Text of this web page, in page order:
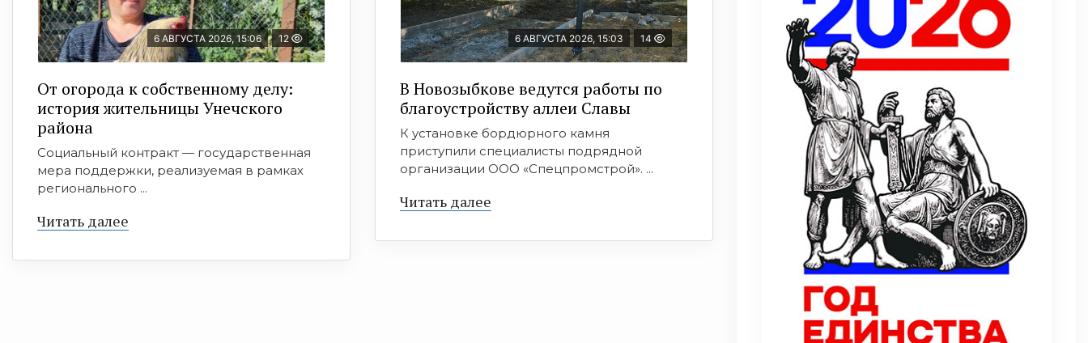
6 АВГУСТА 2026, 15:06 12
От огорода к собственному делу:
история жительницы Унечского
района
Социальный контракт — государственная
мера поддержки, реализуемая в рамках
регионального ...
Читать далее
6 АВГУСТА 2026, 15:03 14
В Новозыбкове ведутся работы по
благоустройству аллеи Славы
К установке бордюрного камня
приступили специалисты подрядной
организации ООО «Спецпромстрой». ...
Читать далее